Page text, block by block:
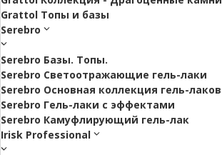
Grattol Топы и базы
Serebro
Serebro Базы. Топы.
Serebro Светоотражающие гель-лаки
Serebro Основная коллекция гель-лаков
Serebro Гель-лаки с эффектами
Serebro Камуфлирующий гель-лак
Irisk Professional